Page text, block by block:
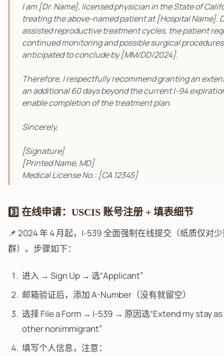
I am [Dr. Name], licensed physician in the State of
treating the above-named patient at [Hospital Name].
assisted reproductive treatment cycles, the patient
continued monitoring and possible surgical
anticipated to conclude by [MM/DD/2024].
Therefore, I respectfully recommend granting an
an additional 60 days beyond the current I-94
enable completion of the treatment plan.
Sincerely,
[Signature]
[Printed Name, MD]
Medical License No.: [CA 12345]
3️⃣ 在线申请：USCIS 账号注册 + 填表细节
📌 2024 年 4 月起，I-539 全面强制在线提交（纸质仅对
群）。步骤如下：
进入 → Sign Up → 选“Applicant”
邮箱验证后，添加 A-Number（没有就留空）
选择 File a Form → I-539 → 原因选“Extend my stay
other nonimmigrant”
填写个人信息，注意：